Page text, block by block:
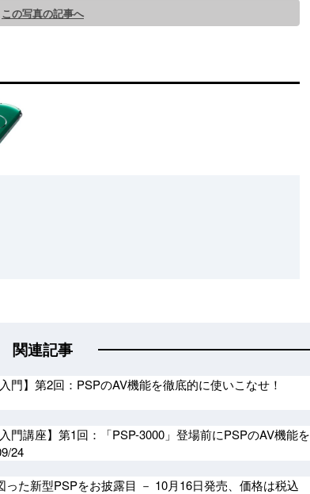
この写真の記事へ
関連記事
門】第2回：PSPのAV機能を徹底的に使いこなせ！
門講座】第1回：「PSP-3000」登場前にPSPのAV機能を
24
た新型PSPをお披露目 － 10月16日発売、価格は税込